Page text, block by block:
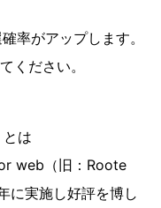
率がアップします。
ください。
は
web（旧：Roote
に実施し好評を博し